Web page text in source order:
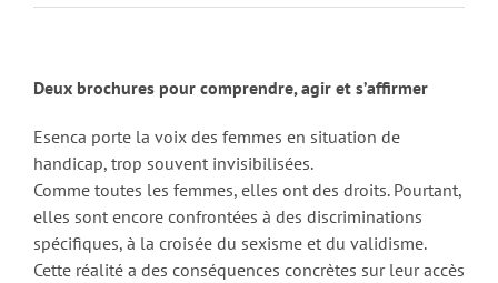
Deux brochures pour comprendre, agir et s’affirmer
Esenca porte la voix des femmes en situation de
handicap, trop souvent invisibilisées.
Comme toutes les femmes, elles ont des droits. Pourtant,
elles sont encore confrontées à des discriminations
spécifiques, à la croisée du sexisme et du validisme.
Cette réalité a des conséquences concrètes sur leur accès